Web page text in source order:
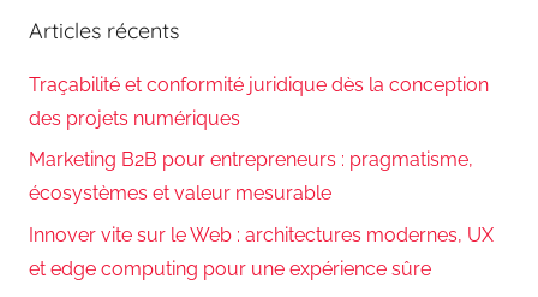
Articles récents
Traçabilité et conformité juridique dès la conception
des projets numériques
Marketing B2B pour entrepreneurs : pragmatisme,
écosystèmes et valeur mesurable
Innover vite sur le Web : architectures modernes, UX
et edge computing pour une expérience sûre